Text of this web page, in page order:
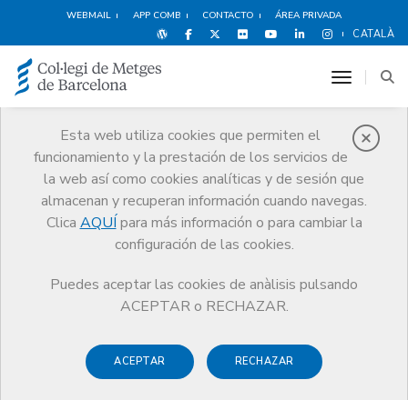
WEBMAIL APP COMB CONTACTO ÁREA PRIVADA
CATALÀ
Esta web utiliza cookies que permiten el
funcionamiento y la prestación de los servicios de
la web así como cookies analíticas y de sesión que
almacenan y recuperan información cuando navegas.
Clica AQUÍ para más información o para cambiar la
configuración de las cookies.
Puedes aceptar las cookies de anàlisis pulsando
ACEPTAR o RECHAZAR.
ACEPTAR RECHAZAR
toggle
Noticias
Comunicación
Noticias
La carrera atlética de los Medijocs llega a su 20ª edición con récord de
participantes